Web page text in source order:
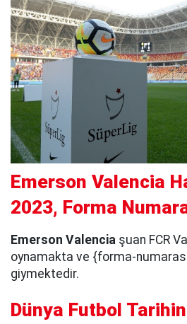
Emerson Valencia
2023, Forma
Emerson Valencia şuan FCR
oynamakta ve {forma-
giymektedir.
Dünya Futbol